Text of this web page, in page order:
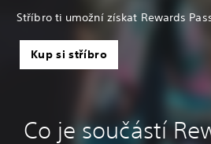
Stříbro ti umožní získat Rewards
Kup si stříbro
Co je součástí